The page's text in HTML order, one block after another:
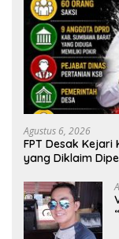
Agustus 6, 2026
FPT Desak Kejari
yang Diklaim